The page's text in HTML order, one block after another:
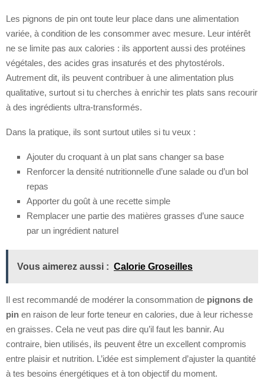
Les pignons de pin ont toute leur place dans une alimentation
variée, à condition de les consommer avec mesure. Leur intérêt
ne se limite pas aux calories : ils apportent aussi des protéines
végétales, des acides gras insaturés et des phytostérols.
Autrement dit, ils peuvent contribuer à une alimentation plus
qualitative, surtout si tu cherches à enrichir tes plats sans recourir
à des ingrédients ultra-transformés.
Dans la pratique, ils sont surtout utiles si tu veux :
Ajouter du croquant à un plat sans changer sa base
Renforcer la densité nutritionnelle d’une salade ou d’un bol
repas
Apporter du goût à une recette simple
Remplacer une partie des matières grasses d’une sauce
par un ingrédient naturel
Vous aimerez aussi : Calorie Groseilles
Il est recommandé de modérer la consommation de pignons de
pin en raison de leur forte teneur en calories, due à leur richesse
en graisses. Cela ne veut pas dire qu’il faut les bannir. Au
contraire, bien utilisés, ils peuvent être un excellent compromis
entre plaisir et nutrition. L’idée est simplement d’ajuster la quantité
à tes besoins énergétiques et à ton objectif du moment.